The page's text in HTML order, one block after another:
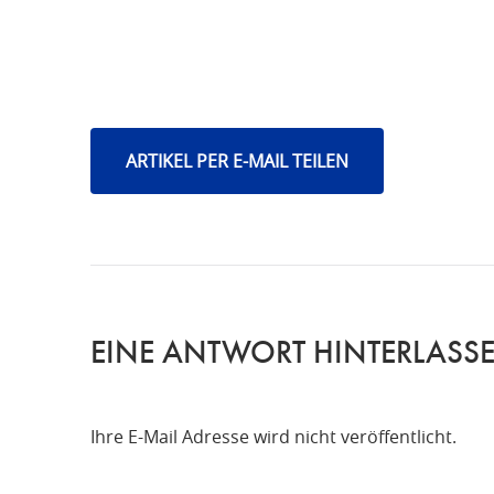
ARTIKEL PER E-MAIL TEILEN
EINE ANTWORT
Ihre E-Mail Adresse wird nicht veröffentlicht.